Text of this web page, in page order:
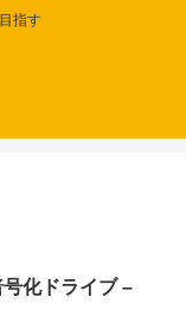
指す
化ドライブ –